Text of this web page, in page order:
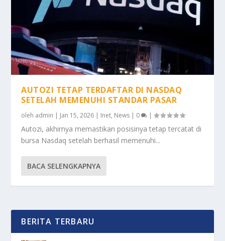
AUTOZI TETAP TERDAFTAR DI NASDAQ
SETELAH MEMENUHI STANDAR PASAR
oleh admin Jan 15, 2026 Inet, News 0 |
Autozi, akhirnya memastikan posisinya tetap tercatat di
bursa Nasdaq setelah berhasil memenuhi...
BACA SELENGKAPNYA
BERITA TERBARU